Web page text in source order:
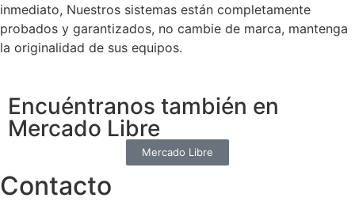
inmediato, Nuestros sistemas están completamente
probados y garantizados, no cambie de marca, mantenga
la originalidad de sus equipos.
Encuéntranos también en
Mercado Libre
Mercado Libre
Contacto